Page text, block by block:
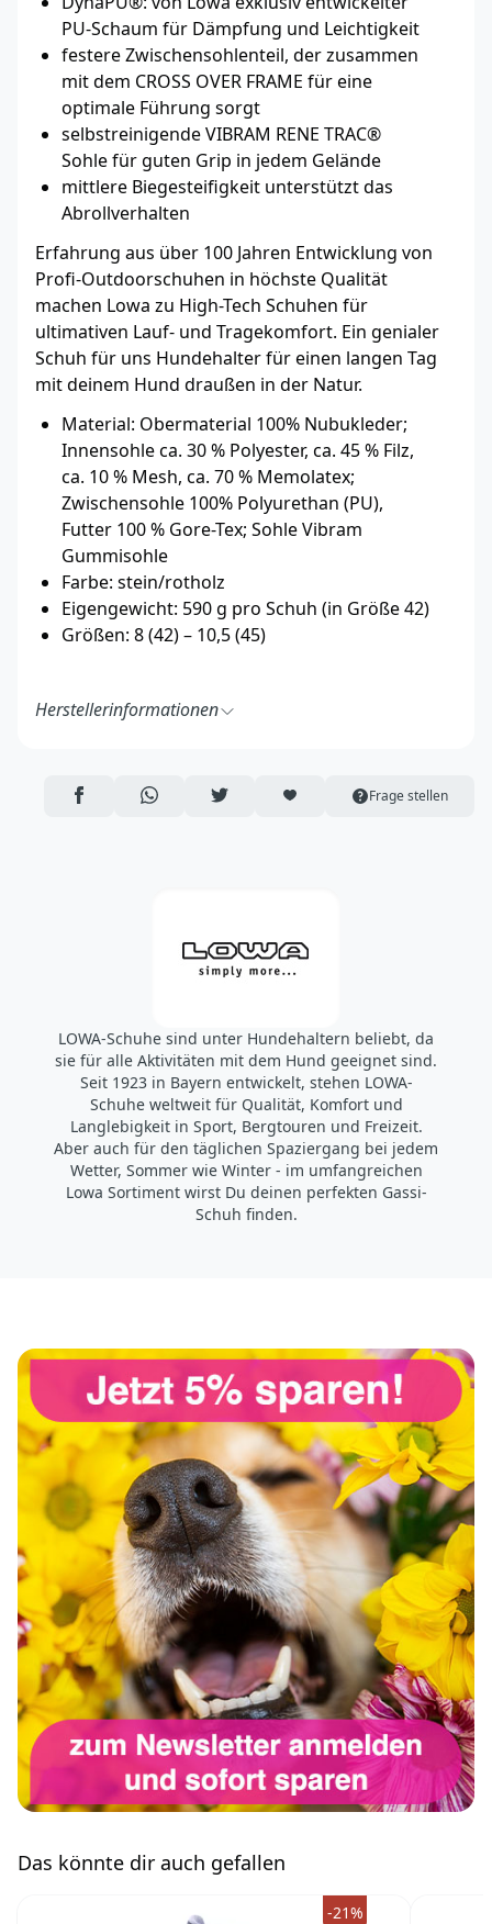
PU-Schaum für Dämpfung und Leichtigkeit
festere Zwischensohlenteil, der zusammen
mit dem CROSS OVER FRAME für eine
optimale Führung sorgt
selbstreinigende VIBRAM RENE TRAC®
Sohle für guten Grip in jedem Gelände
mittlere Biege­stei­figkeit unterstützt das
Abrollverhalten
Erfahrung aus über 100 Jahren Entwicklung von
Profi-Outdoorschuhen in höchste Qualität
machen Lowa zu High-Tech Schuhen für
ultimativen Lauf- und Tragekomfort. Ein genialer
Schuh für uns Hundehalter für einen langen Tag
mit deinem Hund draußen in der Natur.
Material: Obermaterial 100% Nubukleder;
Innensohle ca. 30 % Polyester, ca. 45 % Filz,
ca. 10 % Mesh, ca. 70 % Memolatex;
Zwischensohle 100% Polyurethan (PU),
Futter 100 % Gore-Tex; Sohle Vibram
Gummisohle
Farbe: stein/rotholz
Eigengewicht: 590 g pro Schuh (in Größe 42)
Größen: 8 (42) – 10,5 (45)
Herstellerinformationen
85305 Jetzendorf
Deutschland
AUF FACEBOOK TEILEN
ÜBER WHATSAPP TEILEN
AUF TWITTER TEILENARTIKEL AUF DIE MERKLISTE
Frage stellen
LOWA-Schuhe sind unter Hundehaltern beliebt, da
sie für alle Aktivitäten mit dem Hund geeignet sind.
Seit 1923 in Bayern entwickelt, stehen LOWA-
Schuhe weltweit für Qualität, Komfort und
Langlebigkeit in Sport, Bergtouren und Freizeit.
Aber auch für den täglichen Spaziergang bei jedem
Wetter, Sommer wie Winter - im umfangreichen
Lowa Sortiment wirst Du deinen perfekten Gassi-
Schuh finden.
Das könnte dir auch gefallen
-21%